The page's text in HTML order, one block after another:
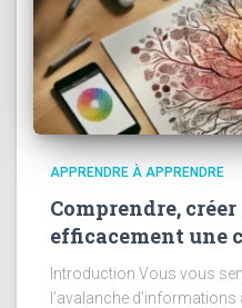
APPRENDRE À APPRENDRE
Comprendre,
efficacement une
Introduction Vous vous
l’avalanche